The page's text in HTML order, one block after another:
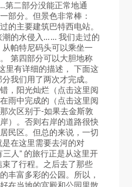
二部分没能正常地通
部分。但景色非常棒：
的主要建筑巴特西电站。
潮的水侵入…… 我们走过的
帕特尼码头可以乘坐一
第四部分可以大胆地称
里有详细的描述， 下面这
我们用了两次才完成。
，阳光灿烂（点击这里阅
雨中完成的（点击这里阅
次区别于-如果去金斯敦
）。否则右岸的道路很快
民区。但总的来说，一切
在这里需要去河的对
人” 的旅行正是从这里开
了行程。之后去了那些
丰富多彩的公园。所以，